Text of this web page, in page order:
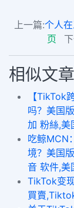
上一篇:个人
页
相似文
【TikTok
吗？美国
加 粉絲,美
吃鲸MCN
境？美国
音 软件,美
TikTok变
買賣